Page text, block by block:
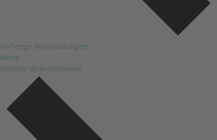
Vorherige Veranstaltungen
Heute
Nächste Veranstaltungen